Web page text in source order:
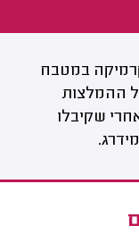
במטבח
ההמלצות
שקיבלו